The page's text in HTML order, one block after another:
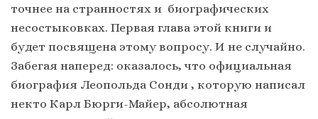
точнее на странностях и биографических
несостыковках. Первая глава этой книги и
будет посвящена этому вопросу. И не случайно.
Забегая наперед: оказалось, что официальная
биография Леопольда Сонди , которую написал
некто Карл Бюрги-Майер, абсолютная